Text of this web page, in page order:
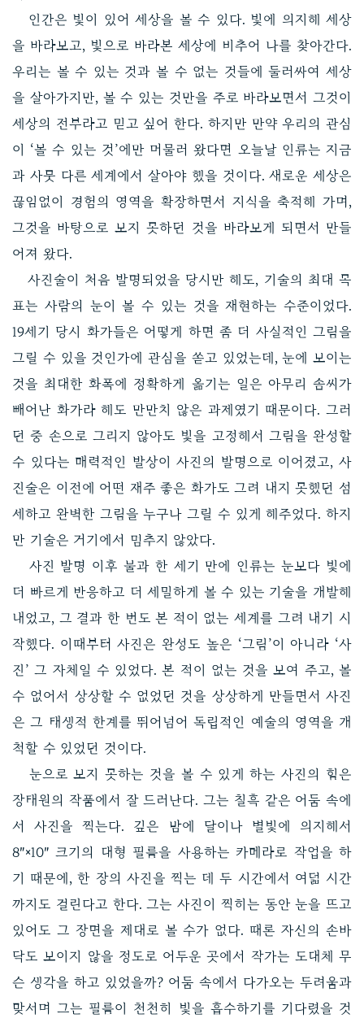
인간은 빛이 있어 세상을 볼 수 있다. 빛에 의지해 세상
을 바라보고, 빛으로 바라본 세상에 비추어 나를 찾아간다.
우리는 볼 수 있는 것과 볼 수 없는 것들에 둘러싸여 세상
을 살아가지만, 볼 수 있는 것만을 주로 바라보면서 그것이
세상의 전부라고 믿고 싶어 한다. 하지만 만약 우리의 관심
이 ‘볼 수 있는 것’에만 머물러 왔다면 오늘날 인류는 지금
과 사뭇 다른 세계에서 살아야 했을 것이다. 새로운 세상은
끊임없이 경험의 영역을 확장하면서 지식을 축적해 가며,
그것을 바탕으로 보지 못하던 것을 바라보게 되면서 만들
어져 왔다.
사진술이 처음 발명되었을 당시만 해도, 기술의 최대 목
표는 사람의 눈이 볼 수 있는 것을 재현하는 수준이었다.
19세기 당시 화가들은 어떻게 하면 좀 더 사실적인 그림을
그릴 수 있을 것인가에 관심을 쏟고 있었는데, 눈에 보이는
것을 최대한 화폭에 정확하게 옮기는 일은 아무리 솜씨가
빼어난 화가라 해도 만만치 않은 과제였기 때문이다. 그러
던 중 손으로 그리지 않아도 빛을 고정해서 그림을 완성할
수 있다는 매력적인 발상이 사진의 발명으로 이어졌고, 사
진술은 이전에 어떤 재주 좋은 화가도 그려 내지 못했던 섬
세하고 완벽한 그림을 누구나 그릴 수 있게 해주었다. 하지
만 기술은 거기에서 멈추지 않았다.
사진 발명 이후 불과 한 세기 만에 인류는 눈보다 빛에
더 빠르게 반응하고 더 세밀하게 볼 수 있는 기술을 개발해
내었고, 그 결과 한 번도 본 적이 없는 세계를 그려 내기 시
작했다. 이때부터 사진은 완성도 높은 ‘그림’이 아니라 ‘사
진’ 그 자체일 수 있었다. 본 적이 없는 것을 보여 주고, 볼
수 없어서 상상할 수 없었던 것을 상상하게 만들면서 사진
은 그 태생적 한계를 뛰어넘어 독립적인 예술의 영역을 개
척할 수 있었던 것이다.
눈으로 보지 못하는 것을 볼 수 있게 하는 사진의 힘은
장태원의 작품에서 잘 드러난다. 그는 칠흑 같은 어둠 속에
서 사진을 찍는다. 깊은 밤에 달이나 별빛에 의지해서
8″×10″ 크기의 대형 필름을 사용하는 카메라로 작업을 하
기 때문에, 한 장의 사진을 찍는 데 두 시간에서 여덟 시간
까지도 걸린다고 한다. 그는 사진이 찍히는 동안 눈을 뜨고
있어도 그 장면을 제대로 볼 수가 없다. 때론 자신의 손바
닥도 보이지 않을 정도로 어두운 곳에서 작가는 도대체 무
슨 생각을 하고 있었을까? 어둠 속에서 다가오는 두려움과
맞서며 그는 필름이 천천히 빛을 흡수하기를 기다렸을 것